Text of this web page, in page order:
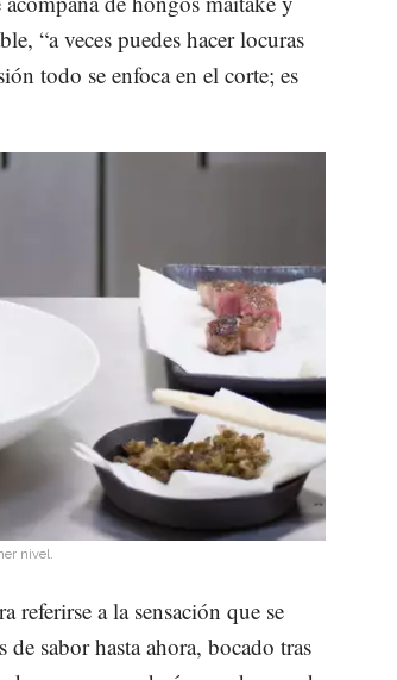
“a veces puedes hacer locuras
todo se enfoca en el corte; es
nivel.
referirse a la sensación que se
sabor hasta ahora, bocado tras